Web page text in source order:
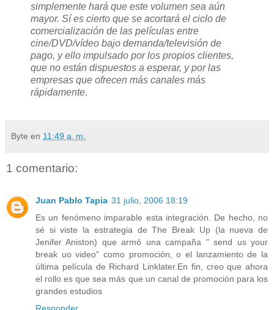
simplemente hará que este volumen sea aún
mayor. Sí es cierto que se acortará el ciclo de
comercialización de las películas entre
cine/DVD/vídeo bajo demanda/televisión de
pago, y ello impulsado por los propios clientes,
que no están dispuestos a esperar, y por las
empresas que ofrecen más canales más
rápidamente.
Byte en 11:49 a. m.
1 comentario:
Juan Pablo Tapia 31 julio, 2006 18:19
Es un fenómeno imparable esta integración. De hecho, no
sé si viste la estrategia de The Break Up (la nueva de
Jenifer Aniston) que armó una campaña " send us your
break uo video" como promoción, o el lanzamiento de la
última película de Richard Linklater.En fin, creo que ahora
el rollo es que sea más que un canal de promoción para los
grandes estudios